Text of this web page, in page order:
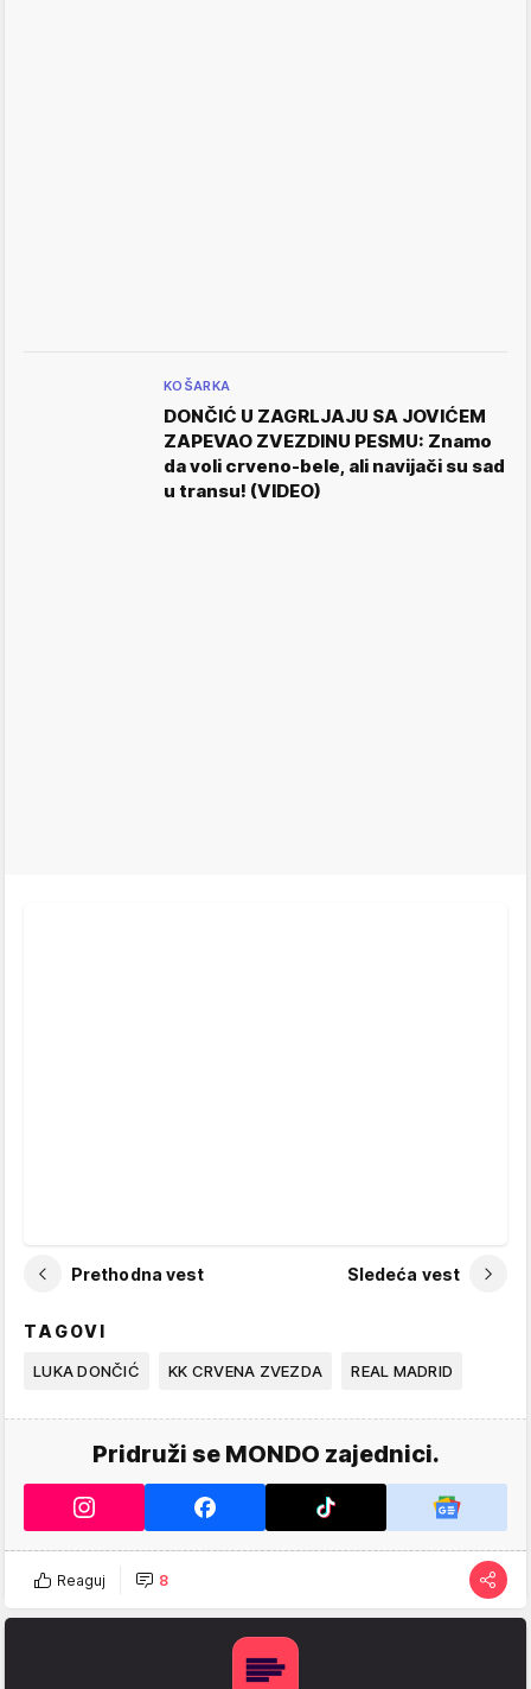
KOŠARKA
DONČIĆ U ZAGRLJAJU SA JOVIĆEM
ZAPEVAO ZVEZDINU PESMU: Znamo
da voli crveno-bele, ali navijači su sad
u transu! (VIDEO)
Prethodna vest Sledeća vest
TAGOVI
LUKA DONČIĆ KK CRVENA ZVEZDA REAL MADRID
Pridruži se MONDO zajednici.
Reaguj 8